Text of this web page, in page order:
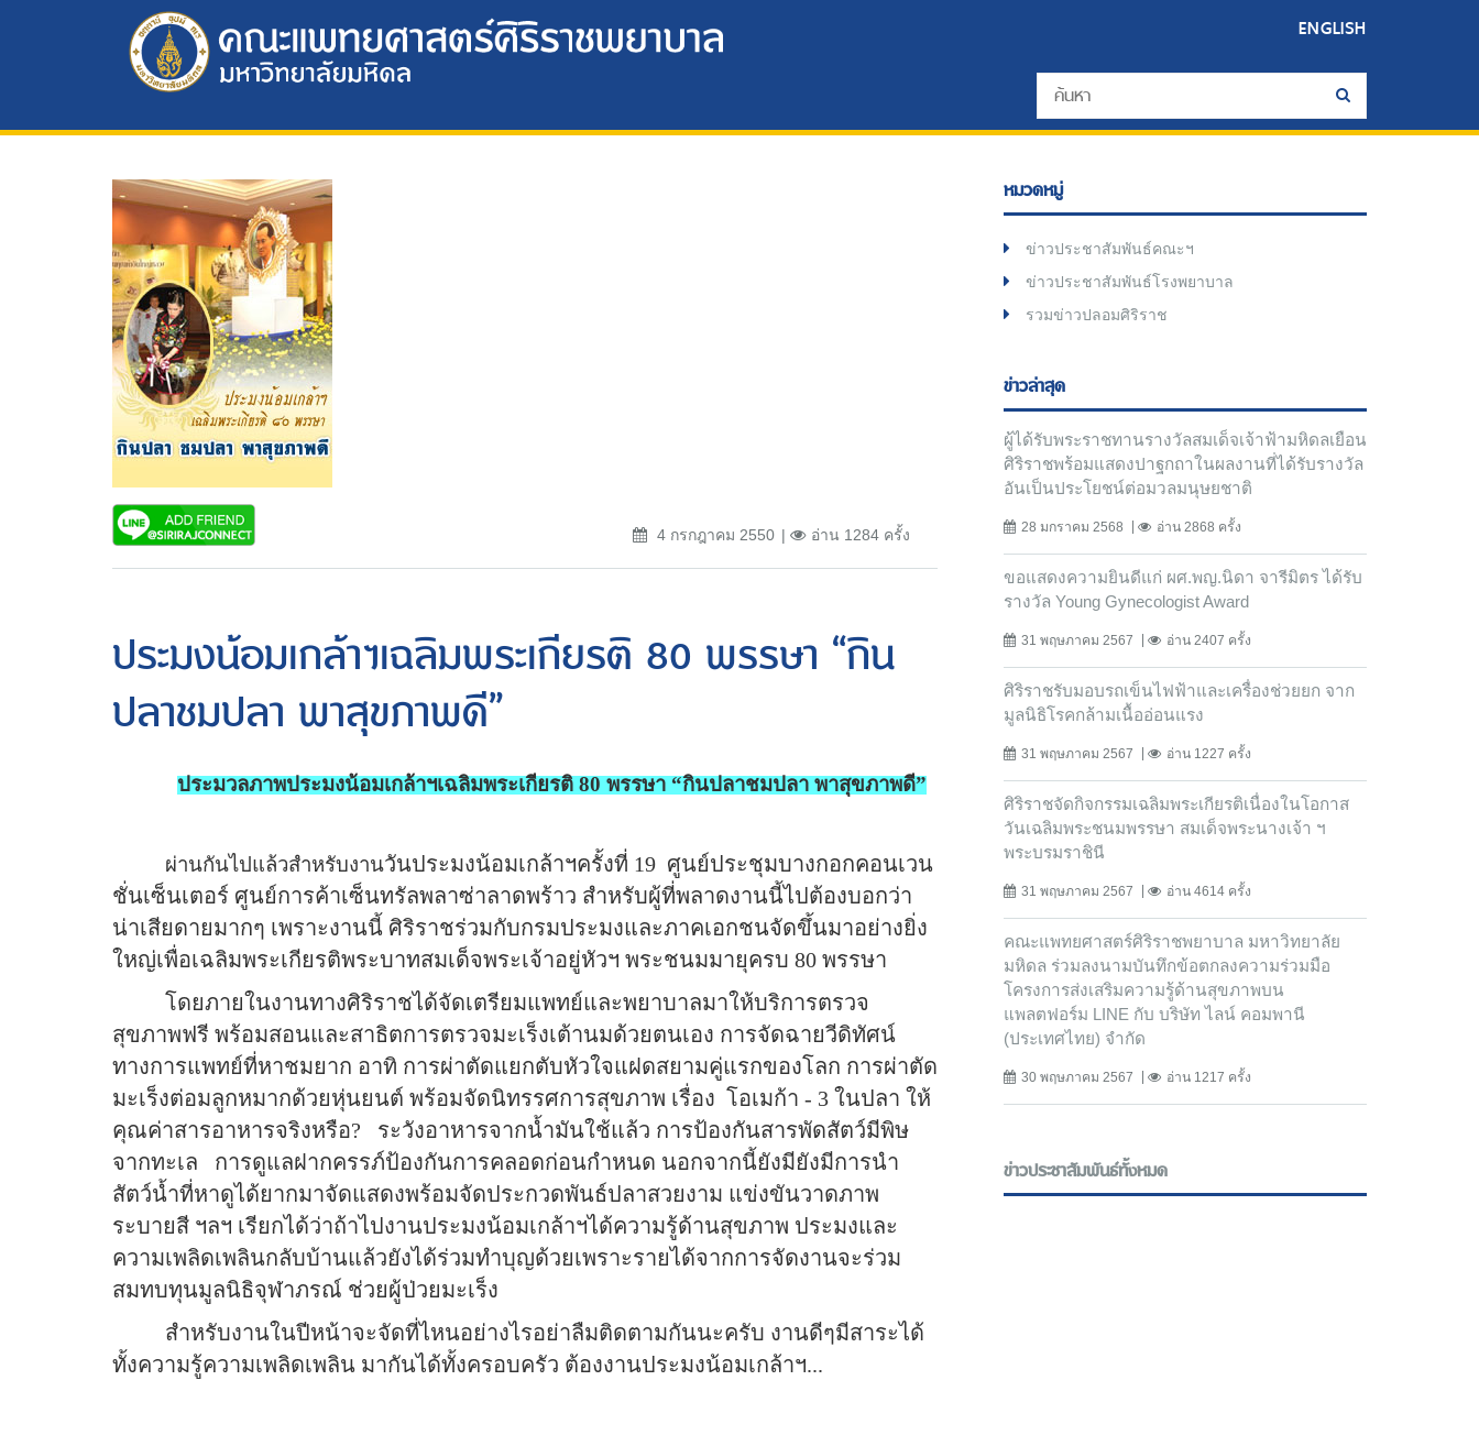
ENGLISH
4 กรกฎาคม 2550 อ่าน 1284 ครั้ง
ประมงน้อมเกล้าฯเฉลิมพระเกียรติ 80 พรรษา “กิน
ปลาชมปลา พาสุขภาพดี”
ประมวลภาพประมงน้อมเกล้าฯเฉลิมพระเกียรติ 80 พรรษา “กินปลาชมปลา พาสุขภาพดี”
ผ่านกันไปแล้วสำหรับงานวันประมงน้อมเกล้าฯครั้งที่ 19 ศูนย์ประชุมบางกอกคอนเวน
ชั่นเซ็นเตอร์ ศูนย์การค้าเซ็นทรัลพลาซ่าลาดพร้าว สำหรับผู้ที่พลาดงานนี้ไปต้องบอกว่า
น่าเสียดายมากๆ เพราะงานนี้ ศิริราชร่วมกับกรมประมงและภาคเอกชนจัดขึ้นมาอย่างยิ่ง
ใหญ่เพื่อเฉลิมพระเกียรติพระบาทสมเด็จพระเจ้าอยู่หัวฯ พระชนมมายุครบ 80 พรรษา
โดยภายในงานทางศิริราชได้จัดเตรียมแพทย์และพยาบาลมาให้บริการตรวจ
สุขภาพฟรี พร้อมสอนและสาธิตการตรวจมะเร็งเต้านมด้วยตนเอง การจัดฉายวีดิทัศน์
ทางการแพทย์ที่หาชมยาก อาทิ การผ่าตัดแยกตับหัวใจแฝดสยามคู่แรกของโลก การผ่าตัด
มะเร็งต่อมลูกหมากด้วยหุ่นยนต์ พร้อมจัดนิทรรศการสุขภาพ เรื่อง โอเมก้า - 3 ในปลา ให้
คุณค่าสารอาหารจริงหรือ?
ระวังอาหารจากน้ำมันใช้แล้ว การป้องกันสารพัดสัตว์มีพิษ
จากทะเล
การดูแลฝากครรภ์ป้องกันการคลอดก่อนกำหนด นอกจากนี้ยังมียังมีการนำ
สัตว์น้ำที่หาดูได้ยากมาจัดแสดงพร้อมจัดประกวดพันธ์ปลาสวยงาม แข่งขันวาดภาพ
ระบายสี ฯลฯ เรียกได้ว่าถ้าไปงานประมงน้อมเกล้าฯได้ความรู้ด้านสุขภาพ ประมงและ
ความเพลิดเพลินกลับบ้านแล้วยังได้ร่วมทำบุญด้วยเพราะรายได้จากการจัดงานจะร่วม
สมทบทุนมูลนิธิจุฬาภรณ์ ช่วยผู้ป่วยมะเร็ง
สำหรับงานในปีหน้าจะจัดที่ไหนอย่างไรอย่าลืมติดตามกันนะครับ งานดีๆมีสาระได้
ทั้งความรู้ความเพลิดเพลิน มากันได้ทั้งครอบครัว ต้องงานประมงน้อมเกล้าฯ...
หมวดหมู่
ข่าวประชาสัมพันธ์คณะฯ
ข่าวประชาสัมพันธ์โรงพยาบาล
รวมข่าวปลอมศิริราช
ข่าวล่าสุด
ผู้ได้รับพระราชทานรางวัลสมเด็จเจ้าฟ้ามหิดลเยือน
ศิริราชพร้อมแสดงปาฐกถาในผลงานที่ได้รับรางวัล
อันเป็นประโยชน์ต่อมวลมนุษยชาติ
28 มกราคม 2568 อ่าน 2868 ครั้ง
ขอแสดงความยินดีแก่ ผศ.พญ.นิดา จารีมิตร ได้รับ
รางวัล Young Gynecologist Award
31 พฤษภาคม 2567 อ่าน 2407 ครั้ง
ศิริราชรับมอบรถเข็นไฟฟ้าและเครื่องช่วยยก จาก
มูลนิธิโรคกล้ามเนื้ออ่อนแรง
31 พฤษภาคม 2567 อ่าน 1227 ครั้ง
ศิริราชจัดกิจกรรมเฉลิมพระเกียรติเนื่องในโอกาส
วันเฉลิมพระชนมพรรษา สมเด็จพระนางเจ้า ฯ
พระบรมราชินี
31 พฤษภาคม 2567 อ่าน 4614 ครั้ง
คณะแพทยศาสตร์ศิริราชพยาบาล มหาวิทยาลัย
มหิดล ร่วมลงนามบันทึกข้อตกลงความร่วมมือ
โครงการส่งเสริมความรู้ด้านสุขภาพบน
แพลตฟอร์ม LINE กับ บริษัท ไลน์ คอมพานี
(ประเทศไทย) จํากัด
30 พฤษภาคม 2567 อ่าน 1217 ครั้ง
ข่าวประชาสัมพันธ์ทั้งหมด